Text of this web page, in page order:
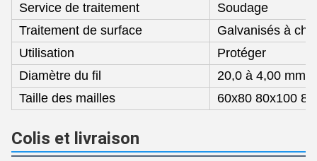
Service de traitement
Soudage
Traitement de surface
Galvanisés à
Utilisation
Protéger
Diamètre du fil
20,0 à 4,00 mm
Taille des mailles
60x80 80x100
Colis et livraison